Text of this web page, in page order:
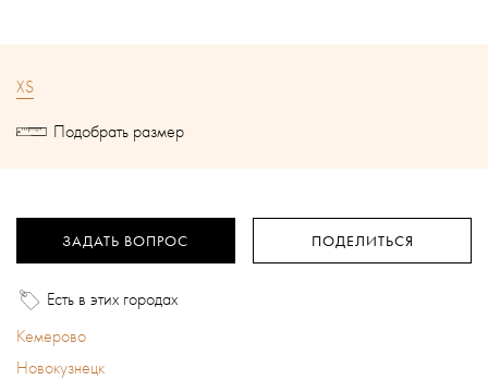
XS
Подобрать размер
ЗАДАТЬ ВОПРОС ПОДЕЛИТЬСЯ
Есть в этих городах
Кемерово
Новокузнецк